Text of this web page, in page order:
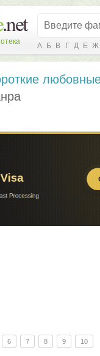
А Б В Г Д Е Ж
6 7 8 9 10